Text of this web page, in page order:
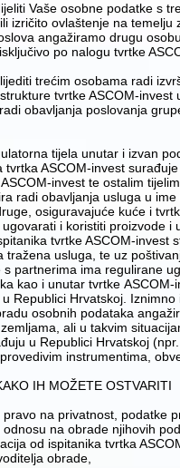
Vaše osobne podatke s
izričito ovlaštenje na temelju
angažiramo drugu
po nalogu tvrtke
trećim osobama radi
tvrtke ASCOM-
obavljanja poslovanja
tijela unutar i izvan
tvrtka ASCOM-invest surađuje
invest te ostalim
radi obavljanja usluga u
osiguravajuće kuće i
i koristiti proizvode i
tvrtke ASCOM-
tražena usluga, te uz
partnerima ima regulirane
kao i unutar tvrtke ASCOM-
Republici Hrvatskoj.
osobnih podataka
ali u takvim
u Republici Hrvatskoj
instrumentima,
IH MOŽETE OSTVARITI
na privatnost, podatke
na obrade njihovih
od ispitanika tvrtka
obrade,